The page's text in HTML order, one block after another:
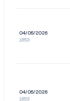
04/05/2026
18:53
04/05/2026
18:53